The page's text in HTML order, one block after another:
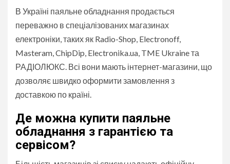
В Україні паяльне обладнання продається
переважно в спеціалізованих магазинах
електроніки, таких як Radio-Shop, Electronoff,
Masteram, ChipDip, Electronika.ua, TME Ukraine та
РАДІОЛЮКС. Всі вони мають інтернет-магазини, що
дозволяє швидко оформити замовлення з
доставкою по країні.
Де можна купити паяльне
обладнання з гарантією та
сервісом?